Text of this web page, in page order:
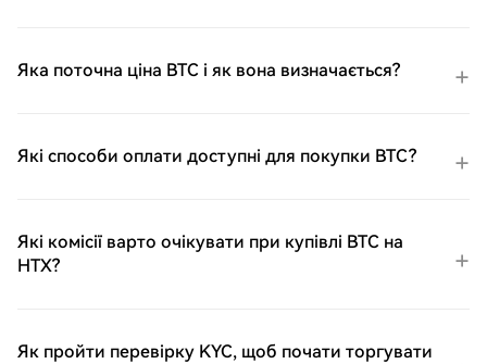
Яка поточна ціна BTC і як вона визначається?
Які способи оплати доступні для покупки BTC?
Які комісії варто очікувати при купівлі BTC на
HTX?
Як пройти перевірку KYC, щоб почати торгувати